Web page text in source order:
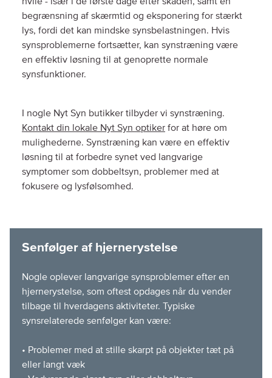
begrænsning af skærmtid og eksponering for stærkt
lys, fordi det kan mindske synsbelastningen. Hvis
synsproblemerne fortsætter, kan synstræning være
en effektiv løsning til at genoprette normale
synsfunktioner.
I nogle Nyt Syn butikker tilbyder vi synstræning.
Kontakt din lokale Nyt Syn optiker for at høre om
mulighederne. Synstræning kan være en effektiv
løsning til at forbedre synet ved langvarige
symptomer som dobbeltsyn, problemer med at
fokusere og lysfølsomhed.
Senfølger af hjernerystelse
Nogle oplever langvarige synsproblemer efter en
hjernerystelse, som oftest opdages når du vender
tilbage til hverdagens aktiviteter. Typiske
synsrelaterede senfølger kan være:
• Problemer med at stille skarpt på objekter tæt på
eller langt væk